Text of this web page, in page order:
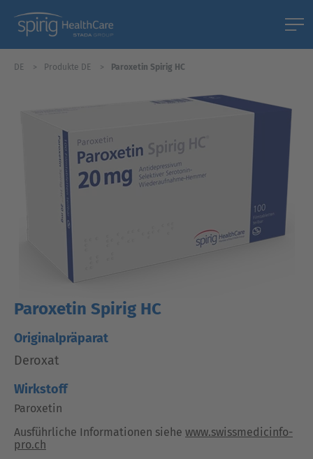
DE Produkte DE Paroxetin Spirig HC
Paroxetin Spirig HC
Originalpräparat
Deroxat
Wirkstoff
Paroxetin
Ausführliche Informationen siehe www.swissmedicinfo-
pro.ch